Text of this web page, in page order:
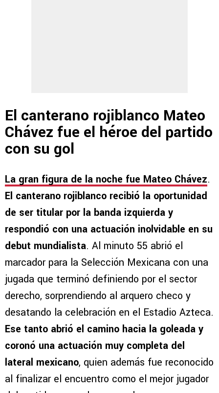
El canterano rojiblanco Mateo
Chávez fue el héroe del partido
con su gol
La gran figura de la noche fue Mateo Chávez.
El canterano rojiblanco recibió la oportunidad
de ser titular por la banda izquierda y
respondió con una actuación inolvidable en su
debut mundialista. Al minuto 55 abrió el
marcador para la Selección Mexicana con una
jugada que terminó definiendo por el sector
derecho, sorprendiendo al arquero checo y
desatando la celebración en el Estadio Azteca.
Ese tanto abrió el camino hacia la goleada y
coronó una actuación muy completa del
lateral mexicano, quien además fue reconocido
al finalizar el encuentro como el mejor jugador